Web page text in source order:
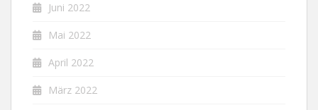
Juni 2022
Mai 2022
April 2022
März 2022